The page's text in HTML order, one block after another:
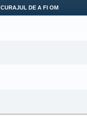
CURAJUL DE A FI OM